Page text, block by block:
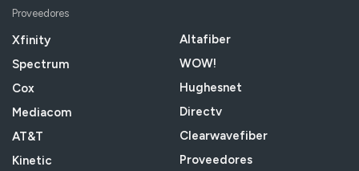
Proveedores
Xfinity
Spectrum
Cox
Mediacom
AT&T
Kinetic
Altafiber
WOW!
Hughesnet
Directv
Clearwavefiber
Proveedores